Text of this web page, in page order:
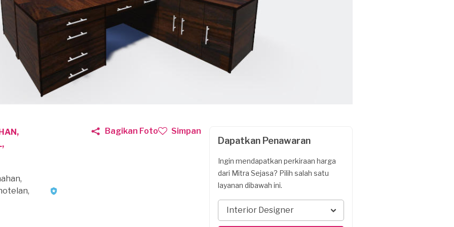
Bagikan Foto Simpan
Dapatkan Penawaran
Ingin mendapatkan perkiraan harga
dari Mitra Sejasa? Pilih salah satu
layanan dibawah ini.
Interior Designer